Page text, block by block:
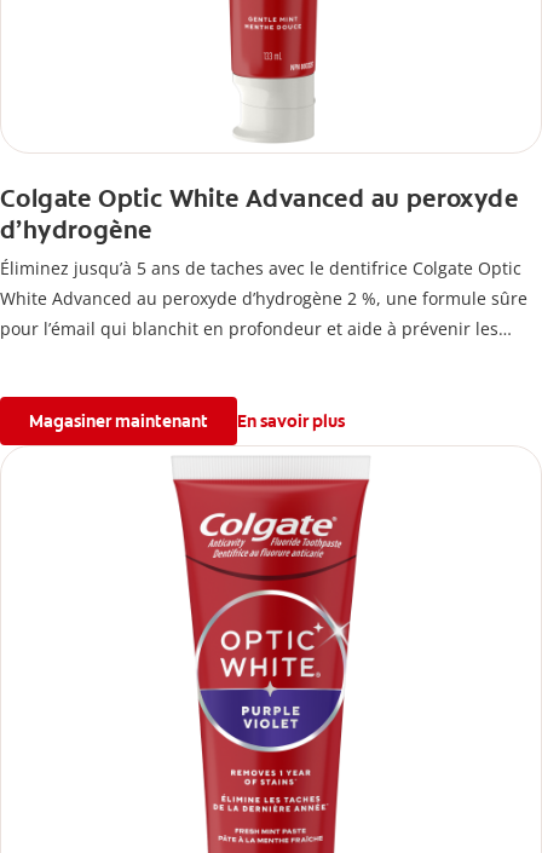
Colgate Optic White Advanced au peroxyde
d’hydrogène
Éliminez jusqu’à 5 ans de taches avec le dentifrice Colgate Optic
White Advanced au peroxyde d’hydrogène 2 %, une formule sûre
pour l’émail qui blanchit en profondeur et aide à prévenir les
Magasiner maintenant En savoir plus